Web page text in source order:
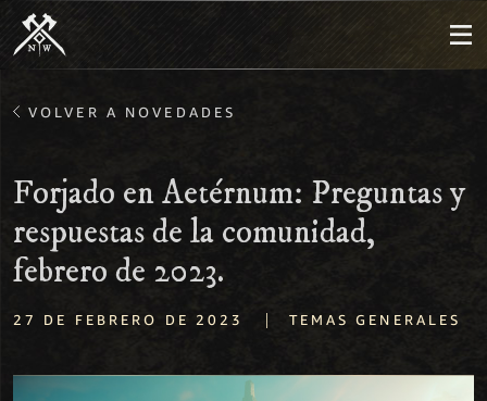
VOLVER A NOVEDADES
Forjado en Aetérnum: Preguntas y
respuestas de la comunidad,
febrero de 2023.
27 DE FEBRERO DE 2023 | TEMAS GENERALES